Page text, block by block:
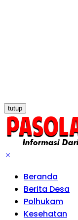
tutup
Beranda
Berita Desa
Polhukam
Kesehatan